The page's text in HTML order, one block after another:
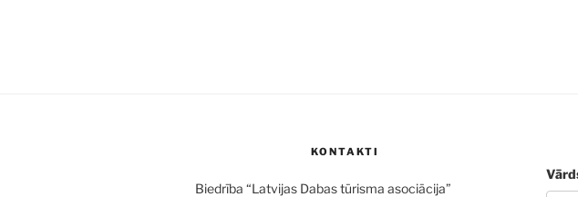
KONTAKTI
Biedrība “Latvijas Dabas tūrisma asociācija”